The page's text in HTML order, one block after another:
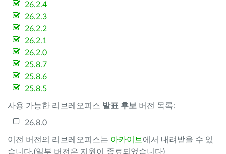
26.2.4
26.2.3
26.2.2
26.2.1
26.2.0
25.8.7
25.8.6
25.8.5
사용 가능한 리브레오피스 발표 후보 버전 목록:
26.8.0
이전 버전의 리브레오피스는 아카이브 에서 내려받을 수 있
습니다.(일부 버전은 지원이 종료되었습니다)